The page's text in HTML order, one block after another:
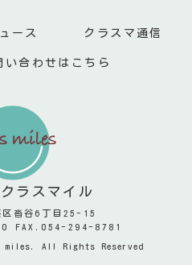
ース クラスマ通信
い合わせはこちら
ラスマイル
区沓谷6丁目25-15
FAX.054-294-8781
All Rights Reserved